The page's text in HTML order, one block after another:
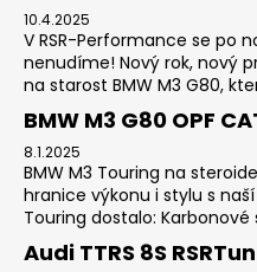
10.4.2025
V RSR-Performance se po
nenudíme! Nový rok, nový
na starost BMW M3 G80,
BMW M3 G80 OPF
8.1.2025
BMW M3 Touring na
hranice výkonu i stylu s
Touring dostalo: Karbonové
Audi TTRS 8S